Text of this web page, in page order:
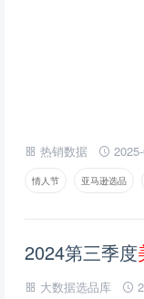
热销数据
情人节 亚马逊选品
2024第三季度
大数据选品库